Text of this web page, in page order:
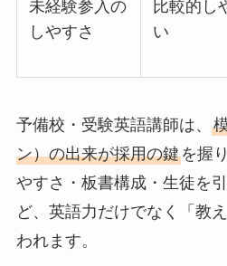
未経験参入の
しやすさ
比較的し
い
予備校・受験英語講師は、
ン）の出来が採用の鍵を握
やすさ・板書構成・生徒を
ど、英語力だけでなく「教
われます。